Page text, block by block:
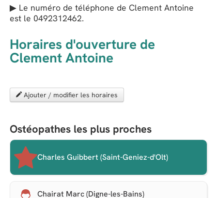
▶ Le numéro de téléphone de Clement Antoine
est le 0492312462.
Horaires d'ouverture de
Clement Antoine
Ajouter / modifier les horaires
Ostéopathes les plus proches
Charles Guibbert (Saint-Geniez-d'Olt)
Chairat Marc (Digne-les-Bains)